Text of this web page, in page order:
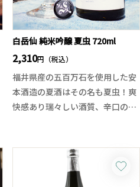
く共存。日本酒度±0ながら甘さ
を強く感じさせず、スッキリとし
た喉ごしで飲み飽きしにくい仕上
がりです。
白岳仙 純米吟醸 夏虫 720ml
2,310円（税込）
福井県産の五百万石を使用した安
本酒造の夏酒はその名も夏虫！爽
快感あり瑞々しい酒質、辛口の酒
強さがを感じさせます。透明感あ
る軽快な喉越し、是非旬の食材や
BBQなどと一緒にお楽しみくださ